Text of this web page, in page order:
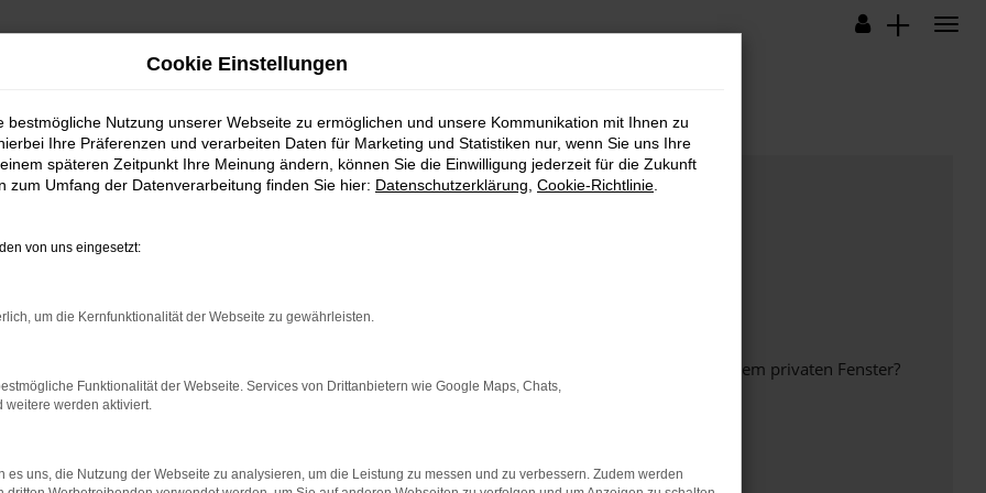
bestimmter Seiten verhindern. Funktioniert die Seite in einem anderen Browser oder in einem privaten Fenster?
beheben.
auf dem neuesten Stand sind.
kann auch dazu führen, dass bestimmte Funktionen nicht mehr unterstützt werden.
Cookie Einstellungen
bestmögliche Nutzung unserer Webseite zu ermöglichen und unsere Kommunikation mit Ihnen zu
Ihre Präferenzen und verarbeiten Daten für Marketing und Statistiken nur, wenn Sie uns Ihre
späteren Zeitpunkt Ihre Meinung ändern, können Sie die Einwilligung jederzeit für die Zukunft
zum Umfang der Datenverarbeitung finden Sie hier: Datenschutzerklärung Cookie-Richtlinie
von uns eingesetzt:
um die Kernfunktionalität der Webseite zu gewährleisten.
Funktionalität der Webseite. Services von Drittanbietern wie Google Maps, Chats,
weitere werden aktiviert.
es uns, die Nutzung der Webseite zu analysieren, um die Leistung zu messen und zu verbessern. Zudem werden